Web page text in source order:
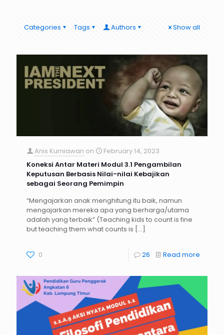
Categories Tags Authors Show all
Anis Kurniawan on
February 14, 2023
Koneksi Antar Materi Modul 3.1 Pengambilan
Keputusan Berbasis Nilai-nilai Kebajikan
sebagai Seorang Pemimpin
“Mengajarkan anak menghitung itu baik, namun
mengajarkan mereka apa yang berharga/utama
adalah yang terbaik” (Teaching kids to count is fine
but teaching them what counts is […]
0 26 Read more